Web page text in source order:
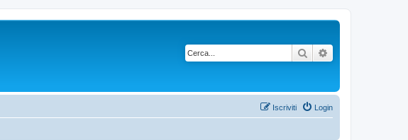
Cerca
Login
Iscriviti